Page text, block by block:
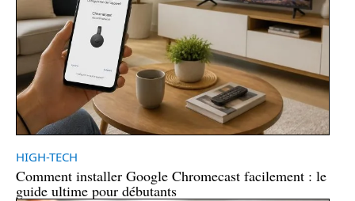
HIGH-TECH
Comment installer Google Chromecast facilement : le
guide ultime pour débutants